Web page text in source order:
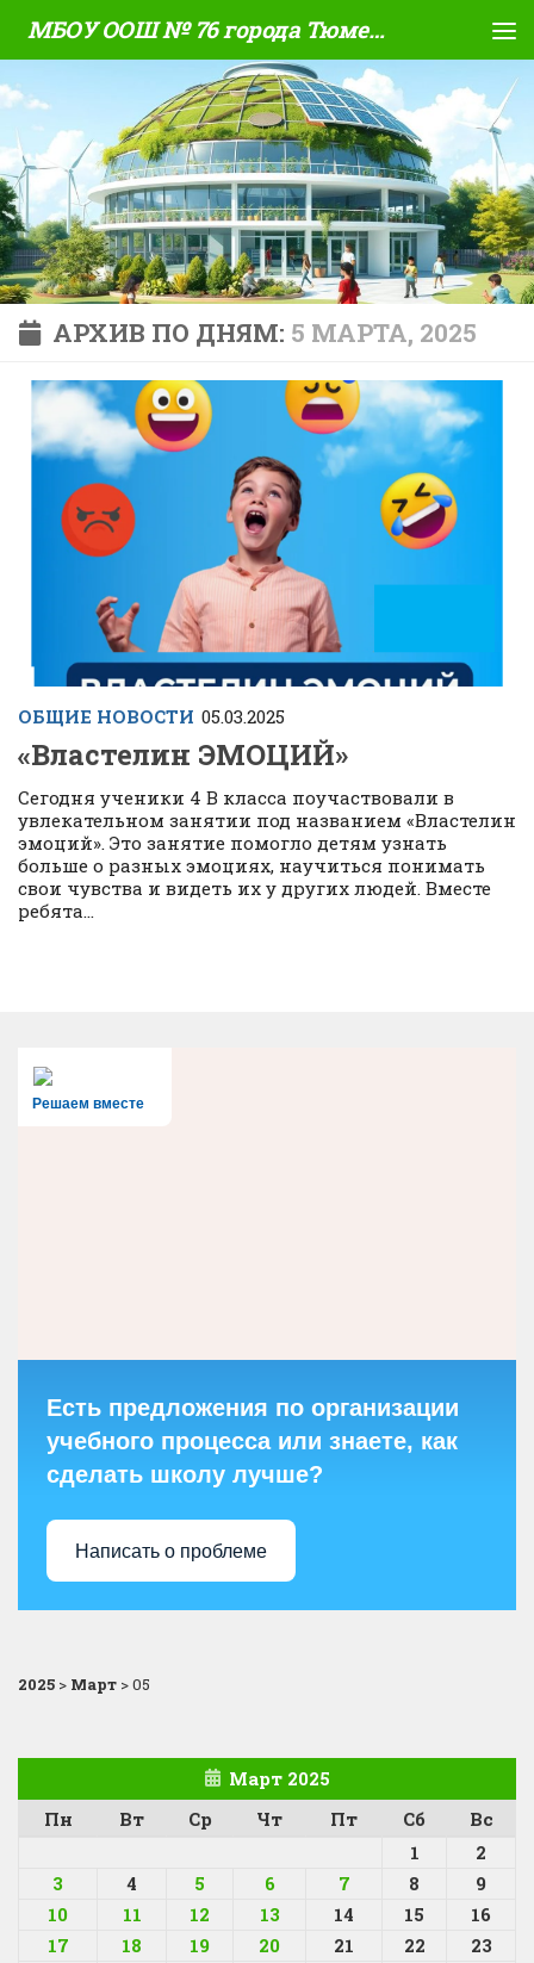
Skip to content МБОУ ООШ № 76 города Тюмени
АРХИВ ПО ДНЯМ: 5 МАРТА, 2025
ОБЩИЕ НОВОСТИ 05.03.2025
«Властелин ЭМОЦИЙ»
Сегодня ученики 4 В класса поучаствовали в
увлекательном занятии под названием «Властелин
эмоций». Это занятие помогло детям узнать
больше о разных эмоциях, научиться понимать
свои чувства и видеть их у других людей. Вместе
ребята...
Решаем вместе
Есть предложения по организации
учебного процесса или знаете, как
сделать школу лучше?
Написать о проблеме
2025 > Март >05
Март 2025
Пн
Вт Ср Чт Пт Сб
Вс
1
2
3
4 5 6 7 8
9
10
11 12 13 14 15
16
17
18 19 20 21 22
23